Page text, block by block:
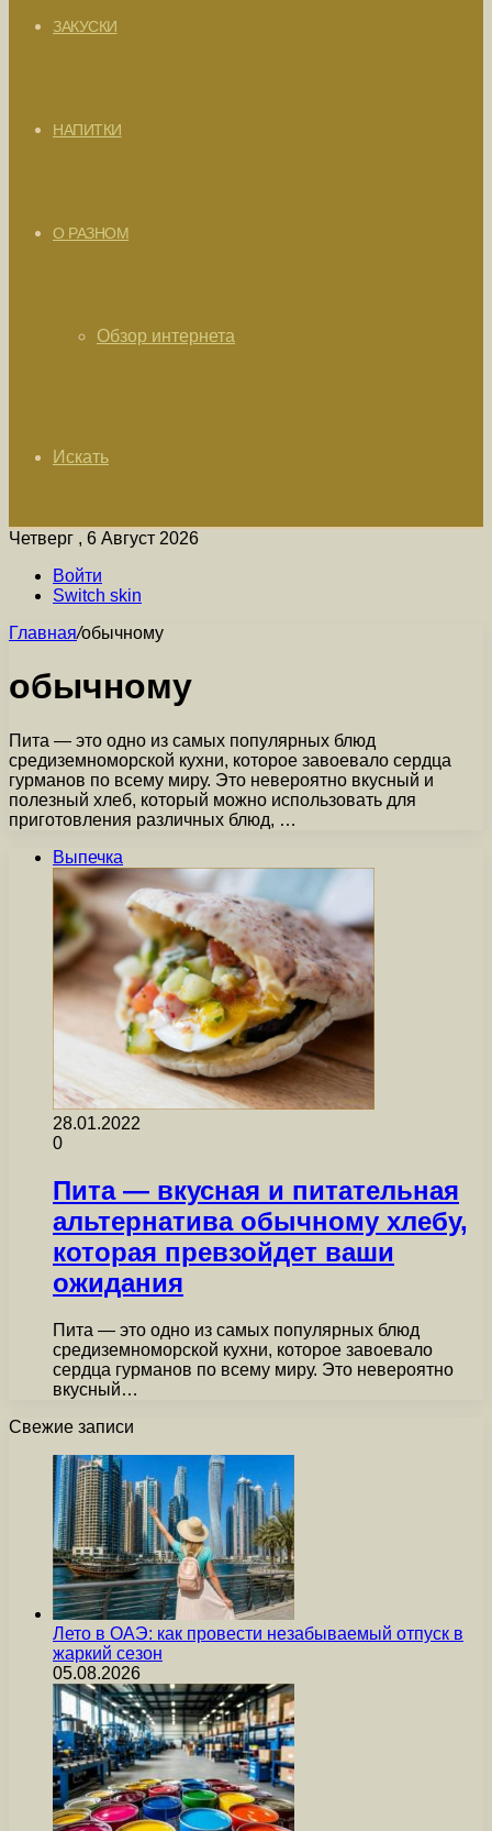
ЗАКУСКИ
НАПИТКИ
О РАЗНОМ
Обзор интернета
Искать
Четверг , 6 Август 2026
Войти
Switch skin
Главная/обычному
обычному
Пита — это одно из самых популярных блюд
средиземноморской кухни, которое завоевало сердца
гурманов по всему миру. Это невероятно вкусный и
полезный хлеб, который можно использовать для
приготовления различных блюд, …
Выпечка
28.01.2022
0
Пита — вкусная и питательная
альтернатива обычному хлебу,
которая превзойдет ваши
ожидания
Пита — это одно из самых популярных блюд
средиземноморской кухни, которое завоевало
сердца гурманов по всему миру. Это невероятно
вкусный…
Свежие записи
Лето в ОАЭ: как провести незабываемый отпуск в
жаркий сезон
05.08.2026